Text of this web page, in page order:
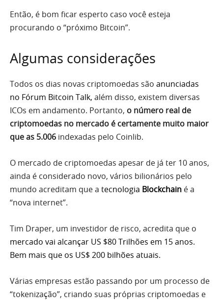
Então, é bom ficar esperto caso você esteja
procurando o “próximo Bitcoin”.
Algumas considerações
Todos os dias novas criptomoedas são anunciadas
no Fórum Bitcoin Talk, além disso, existem diversas
ICOs em andamento. Portanto, o número real de
criptomoedas no mercado é certamente muito maior
que as 5.006 indexadas pelo Coinlib.
O mercado de criptomoedas apesar de já ter 10 anos,
ainda é considerado novo, vários bilionários pelo
mundo acreditam que a tecnologia Blockchain é a
“nova internet”.
Tim Draper, um investidor de risco, acredita que o
mercado vai alcançar US $80 Trilhões em 15 anos.
Bem mais que os US$ 200 bilhões atuais.
Várias empresas estão passando por um processo de
“tokenização”, criando suas próprias criptomoedas e